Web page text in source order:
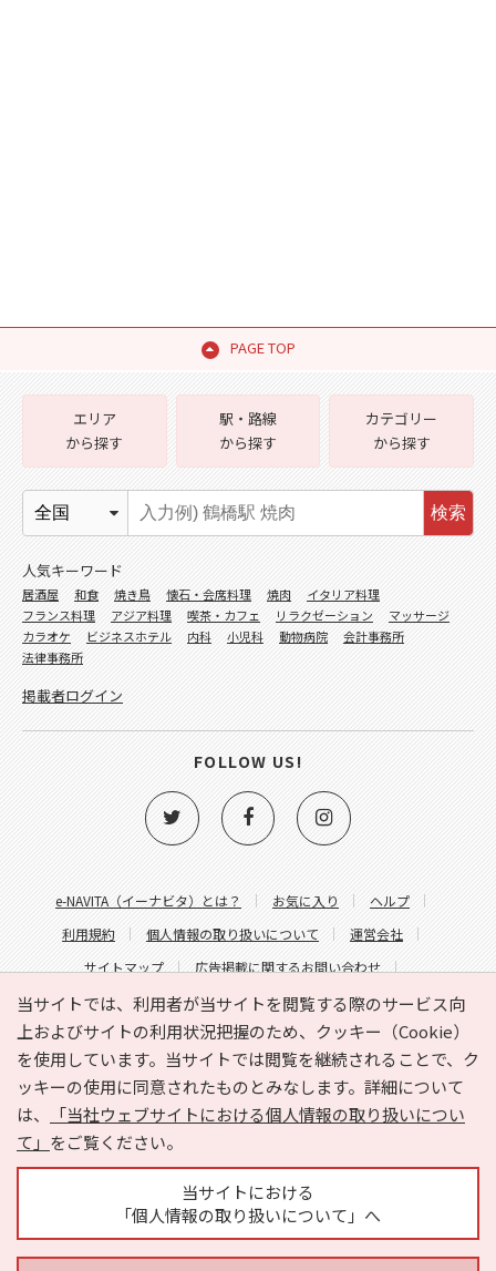
PAGE TOP
当サイトでは、利用者が当サイトを閲覧する際のサービス向
上およびサイトの利用状況把握のため、クッキー（Cookie）
を使用しています。当サイトでは閲覧を継続されることで、ク
ッキーの使用に同意されたものとみなします。詳細について
は、
「当社ウェブサイトにおける個人情報の取り扱いについ
て」 をご覧ください。
当サイトにおける
「個人情報の取り扱いについて」へ
e-NAVITA（イーナビタ）とは？ お気に入り
ヘルプ
利用規約
個人情報の取り扱いについて
運営会社
サイトマップ
広告掲載に関するお問い合わせ
サイトの内容に関するお問い合わせ
エリア
から探す
駅・路線
から探す
カテゴリー
から探す
検索
人気キーワード
居酒屋 和食 焼き鳥 懐石・会席料理 焼肉
イタリア料理
フランス料理
アジア料理 喫茶・カフェ リラクゼーション
マッサージ
カラオケ
ビジネスホテル 内科 小児科 動物病院
会計事務所
法律事務所
掲載者ログイン
FOLLOW US!
Copyright © HYOJITO.Co.,Ltd. All Rights Reserved.